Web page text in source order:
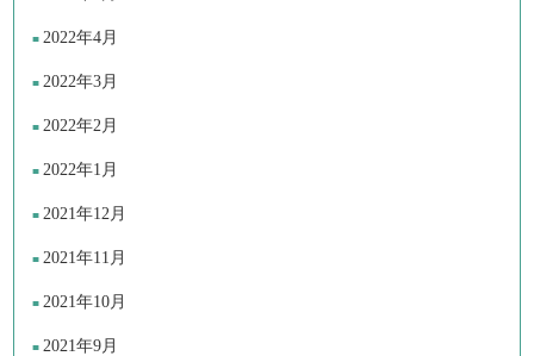
2022年4月
2022年3月
2022年2月
2022年1月
2021年12月
2021年11月
2021年10月
2021年9月